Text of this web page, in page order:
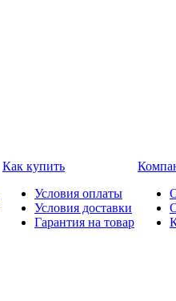
Как купить
Условия оплаты
Условия доставки
Гарантия на товар